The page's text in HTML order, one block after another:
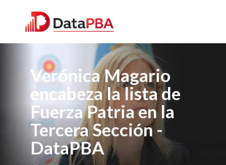
Verónica Magario
encabeza la lista de
Fuerza Patria en la
Tercera Sección -
DataPBA